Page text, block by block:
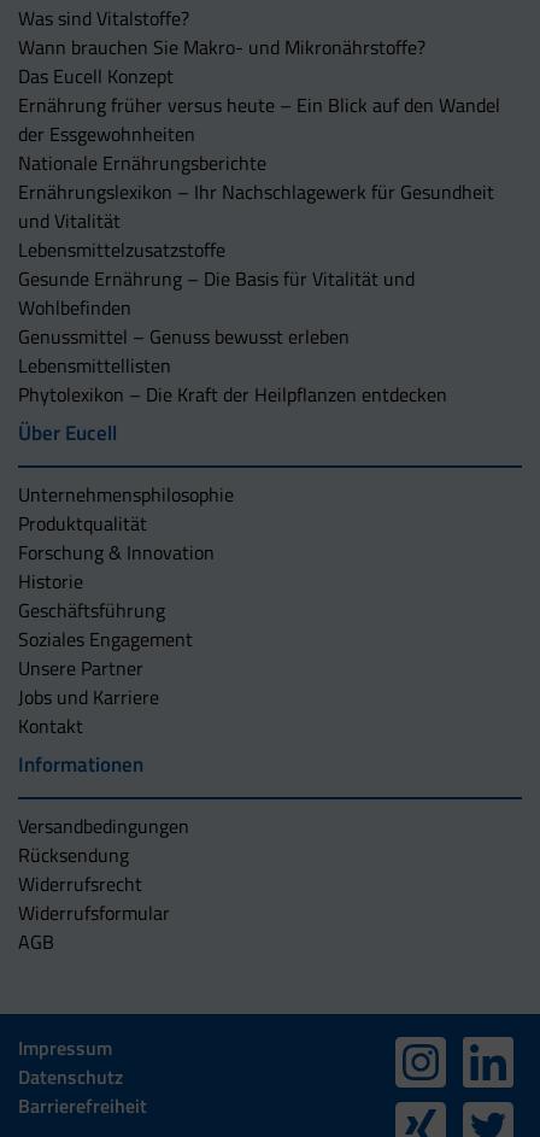
Was sind Vitalstoffe?
Wann brauchen Sie Makro- und Mikronährstoffe?
Das Eucell Konzept
Ernährung früher versus heute – Ein Blick auf den Wandel
der Essgewohnheiten
Nationale Ernährungsberichte
Ernährungslexikon – Ihr Nachschlagewerk für Gesundheit
und Vitalität
Lebensmittelzusatzstoffe
Gesunde Ernährung – Die Basis für Vitalität und
Wohlbefinden
Genussmittel – Genuss bewusst erleben
Lebensmittellisten
Phytolexikon – Die Kraft der Heilpflanzen entdecken
Über Eucell
Unternehmens­philosophie
Produktqualität
Forschung & Innovation
Historie
Geschäftsführung
Soziales Engagement
Unsere Partner
Jobs und Karriere
Kontakt
Informationen
Versandbedingungen
Rücksendung
Widerrufsrecht
Widerrufsformular
AGB
Impressum
Datenschutz
Barrierefreiheit